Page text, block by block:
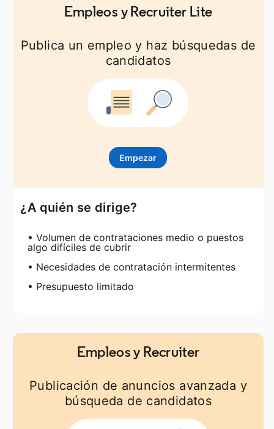
Empleos y Recruiter Lite
Publica un empleo y haz búsquedas de
candidatos
Empezaropens in a new tab
¿A quién se dirige?
• Volumen de contrataciones medio o puestos
algo difíciles de cubrir
• Necesidades de contratación intermitentes
• Presupuesto limitado
Empleos y Recruiter
Publicación de anuncios avanzada y
búsqueda de candidatos